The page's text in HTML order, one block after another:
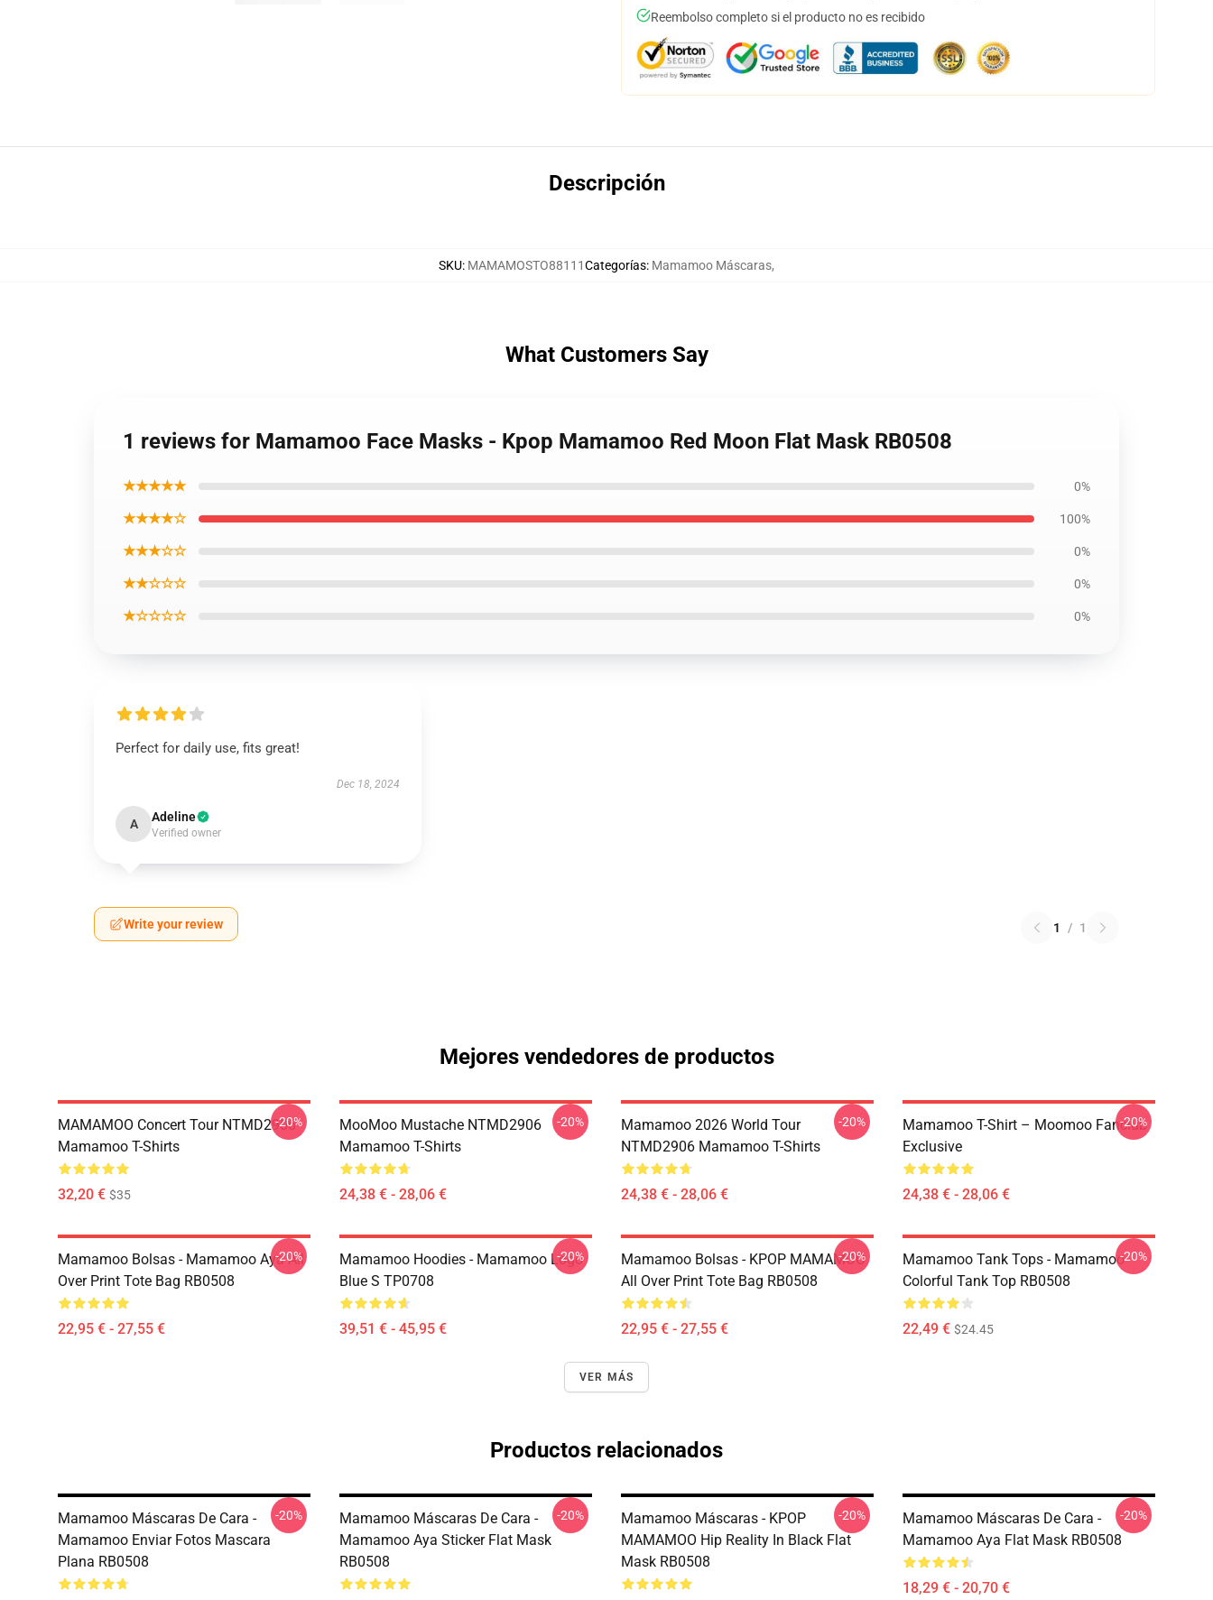
Reembolso completo si el producto no es recibido
Descripción
SKU: MAMAMOSTO88111Categorías: Mamamoo Máscaras,
What Customers Say
1 reviews for Mamamoo Face Masks - Kpop Mamamoo Red Moon Flat Mask RB0508
★★★★★ 0%
★★★★☆ 100%
★★★☆☆ 0%
★★☆☆☆ 0%
★☆☆☆☆ 0%
Perfect for daily use, fits great!
Dec 18, 2024
A Adeline
Verified owner
Write your review 1 / 1
Mejores vendedores de productos
MAMAMOO Concert Tour NTMD2906
Mamamoo T-Shirts
32,20 € $35
-20%
MooMoo Mustache NTMD2906
Mamamoo T-Shirts
24,38 € - 28,06 €
-20%
Mamamoo 2026 World Tour
NTMD2906 Mamamoo T-Shirts
24,38 € - 28,06 €
-20%
Mamamoo T-Shirt – Moomoo Fanclub
Exclusive
24,38 € - 28,06 €
-20%
Mamamoo Bolsas - Mamamoo Aya All
Over Print Tote Bag RB0508
22,95 € - 27,55 €
-20%
Mamamoo Hoodies - Mamamoo Logo
Blue S TP0708
39,51 € - 45,95 €
-20%
Mamamoo Bolsas - KPOP MAMAMOO
All Over Print Tote Bag RB0508
22,95 € - 27,55 €
-20%
Mamamoo Tank Tops - Mamamoo
Colorful Tank Top RB0508
22,49 € $24.45
-20%
VER MÁS
Productos relacionados
Mamamoo Máscaras De Cara -
Mamamoo Enviar Fotos Mascara
Plana RB0508
-20%
Mamamoo Máscaras De Cara -
Mamamoo Aya Sticker Flat Mask
RB0508
-20%
Mamamoo Máscaras - KPOP
MAMAMOO Hip Reality In Black Flat
Mask RB0508
-20%
Mamamoo Máscaras De Cara -
Mamamoo Aya Flat Mask RB0508
18,29 € - 20,70 €
-20%